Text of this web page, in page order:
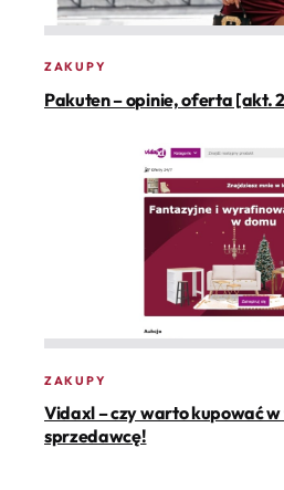
ZAKUPY
Pakuten – opinie, oferta [akt.
ZAKUPY
Vidaxl – czy warto kupować
sprzedawcę!